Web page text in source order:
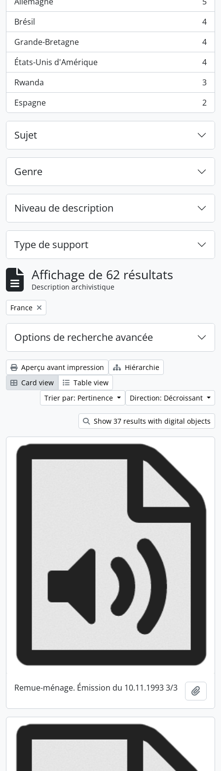
, 5 résultats
Brésil
, 4 résultats
4
Grande-Bretagne
, 4 résultats
4
États-Unis d'Amérique
, 4 résultats
4
Rwanda
, 3 résultats
3
Espagne
, 2 résultats 2
Sujet
Genre
Niveau de description
Type de support
Affichage de 62 résultats
Description archivistique
Remove filter:
France
Options de recherche avancée
Aperçu avant impression
Hiérarchie
Card view
Table view
Trier par: Pertinence
Direction: Décroissant
Show 37 results with digital objects
Remue-ménage. Émission du 10.11.1993 3/3